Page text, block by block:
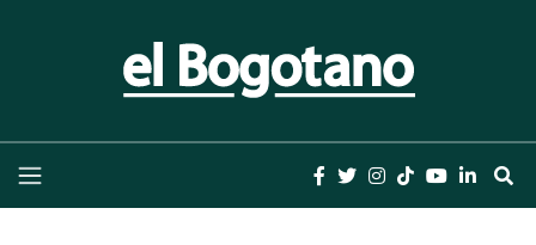
Periódico el Bogotano de la Casa Editorial el